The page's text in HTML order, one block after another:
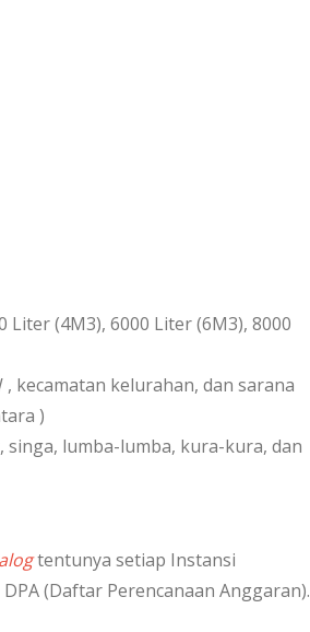
(4M3), 6000 Liter (6M3), 8000
kecamatan kelurahan, dan sarana
)
lumba-lumba, kura-kura, dan
tentunya setiap Instansi
(Daftar Perencanaan Anggaran).